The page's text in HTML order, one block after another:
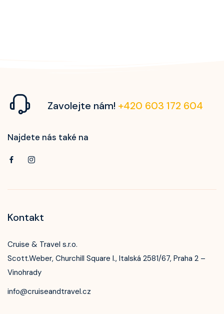
Zavolejte nám! +420 603 172 604
Najdete nás také na
Kontakt
Cruise & Travel s.r.o.
Scott.Weber, Churchill Square I., Italská 2581/67, Praha 2 –
Vinohrady
info@cruiseandtravel.cz